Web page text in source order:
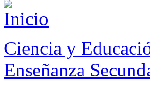
Ciencia y
Enseñanza